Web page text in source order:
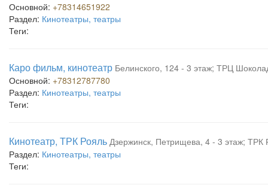
Основной: +78314651922
Раздел: Кинотеатры, театры
Теги:
Каро фильм, кинотеатр Белинского, 124 - 3 этаж; ТРЦ
Основной: +78312787780
Раздел: Кинотеатры, театры
Теги:
Кинотеатр, ТРК Рояль Дзержинск, Петрищева, 4 - 3 этаж; ТРК
Раздел: Кинотеатры, театры
Теги: